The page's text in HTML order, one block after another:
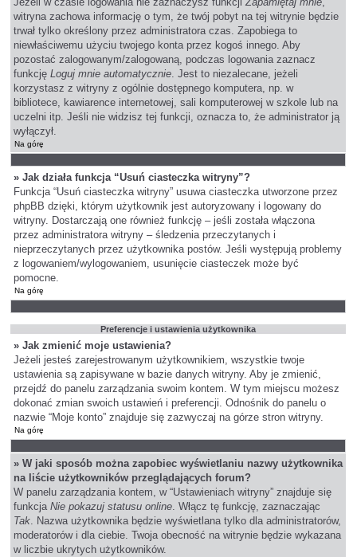
witryna zachowa informację o tym, że twój pobyt na tej witrynie będzie
trwał tylko określony przez administratora czas. Zapobiega to
niewłaściwemu użyciu twojego konta przez kogoś innego. Aby
pozostać zalogowanym/zalogowaną, podczas logowania zaznacz
funkcjęLoguj mnie automatycznie. Jest to niezalecane, jeżeli
korzystasz z witryny z ogólnie dostępnego komputera, np. w
bibliotece, kawiarence internetowej, sali komputerowej w szkole lub na
uczelni itp. Jeśli nie widzisz tej funkcji, oznacza to, że administrator ją
wyłączył.
Na górę
» Jak działa funkcja “Usuń ciasteczka witryny”?
Funkcja “Usuń ciasteczka witryny” usuwa ciasteczka utworzone przez
phpBB dzięki, którym użytkownik jest autoryzowany i logowany do
witryny. Dostarczają one również funkcję – jeśli została włączona
przez administratora witryny – śledzenia przeczytanych i
nieprzeczytanych przez użytkownika postów. Jeśli występują problemy
z logowaniem/wylogowaniem, usunięcie ciasteczek może być
pomocne.
Na górę
Preferencje i ustawienia użytkownika
» Jak zmienić moje ustawienia?
Jeżeli jesteś zarejestrowanym użytkownikiem, wszystkie twoje
ustawienia są zapisywane w bazie danych witryny. Aby je zmienić,
przejdź do panelu zarządzania swoim kontem. W tym miejscu możesz
dokonać zmian swoich ustawień i preferencji. Odnośnik do panelu o
nazwie “Moje konto” znajduje się zazwyczaj na górze stron witryny.
Na górę
» W jaki sposób można zapobiec wyświetlaniu nazwy użytkownika
na liście użytkowników przeglądających forum?
W panelu zarządzania kontem, w “Ustawieniach witryny” znajduje się
funkcjaNie pokazuj statusu online. Włącz tę funkcję, zaznaczając
Tak. Nazwa użytkownika będzie wyświetlana tylko dla administratorów,
moderatorów i dla ciebie. Twoja obecność na witrynie będzie wykazana
w liczbie ukrytych użytkowników.